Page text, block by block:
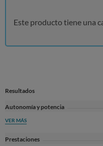
Este producto tiene una
Resultados
Autonomía y potencia
VER MÁS
Prestaciones